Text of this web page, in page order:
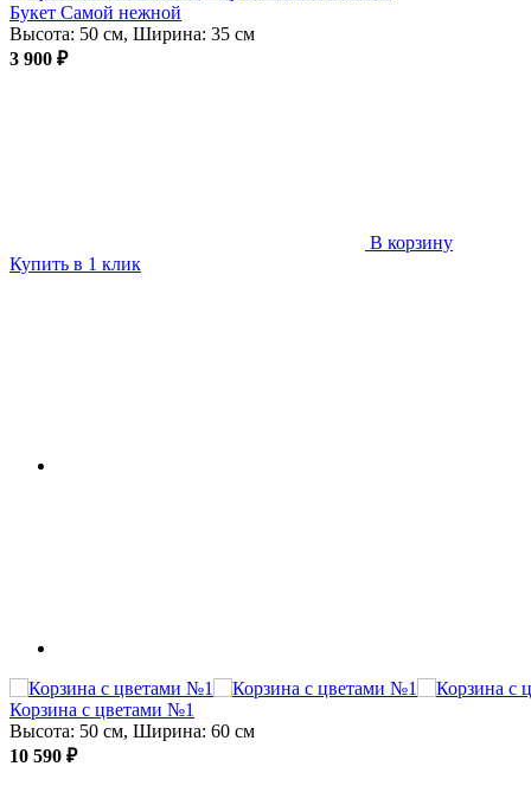
Букет Самой нежной
Высота: 50 см, Ширина: 35 см
3 900 ₽
В корзину
Купить в 1 клик
Корзина с цветами №1
Высота: 50 см, Ширина: 60 см
10 590 ₽